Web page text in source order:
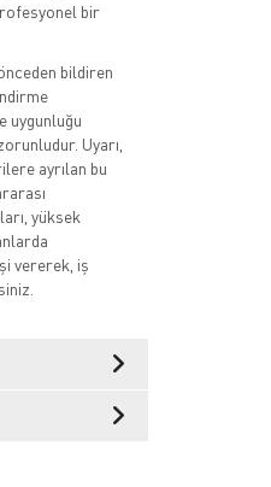
bir
bildiren
uygunluğu
Uyarı,
ayrılan bu
yüksek
vererek, iş